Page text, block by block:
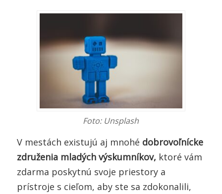
Foto: Unsplash
V mestách existujú aj mnohé dobrovoľnícke
združenia mladých výskumníkov, ktoré vám
zdarma poskytnú svoje priestory a
prístroje s cieľom, aby ste sa zdokonalili,